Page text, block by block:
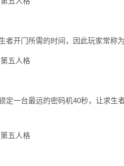
者开门所需的时间，因此玩家常称
定一台最远的密码机40秒，让求